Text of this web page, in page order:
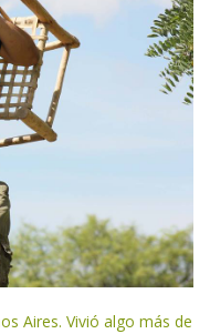
Aires. Vivió algo más de